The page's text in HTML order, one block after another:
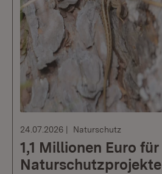
24.07.2026 Naturschutz
1,1 Millionen Euro für
Naturschutzprojekte